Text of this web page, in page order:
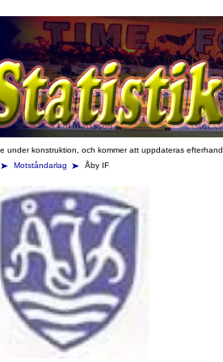
under konstruktion, och kommer att uppdateras efterhand.
Motståndarlag Åby IF